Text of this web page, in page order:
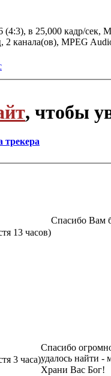
(4:3), в 25,000 кадр/
2 канала(ов), MPEG
, чтобы
трекера
13 часов)
Спасибо Вам
3 часа)
Спасибо
удалось найти -
Храни Вас Бог!